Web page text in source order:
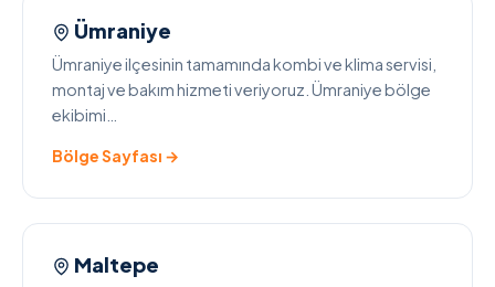
Ümraniye
Ümraniye ilçesinin tamamında kombi ve klima servisi,
montaj ve bakım hizmeti veriyoruz. Ümraniye bölge
ekibimi…
Bölge Sayfası →
Maltepe